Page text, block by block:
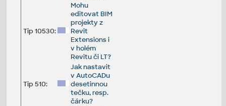
Tip 10530:
Mohu
editovat BIM
projekty z
Revit
Extensions i
v holém
Revitu či LT?
Tip 510:
Jak nastavit
v AutoCADu
desetinnou
tečku, resp.
čárku?